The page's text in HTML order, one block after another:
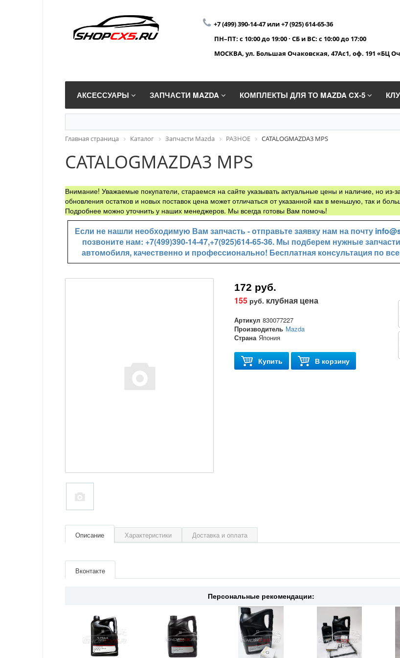
+7 (499) 390-14-47 или +7 (925) 614-65-36
ПН–ПТ: с 10:00 до 19:00 · СБ и ВС: с 10:00 до 17:00
МОСКВА, ул. Большая Очаковская, 47Ас1, оф. 191 «БЦ
АКСЕССУАРЫ ЗАПЧАСТИ MAZDA КОМПЛЕКТЫ ДЛЯ ТО MAZDA CX-5
Главная страница Каталог Запчасти Mazda РАЗНОЕ CATALOGMAZDA3 MPS
CATALOGMAZDA3 MPS
Внимание! Уважаемые покупатели, стараемся на сайте указывать актуальные цены и наличие, но из-
обновления остатков и новых поставок цена может отличаться от указанной как в меньшую, так и
Подробнее можно уточнить у наших менеджеров. Мы всегда готовы Вам помочь!
Если не нашли необходимую Вам запчасть - отправьте заявку нам на почту
позвоните нам: +7(499)390-14-47,+7(925)614-65-36. Мы подберем нужные
автомобиля, качественно и профессионально! Бесплатная консультация по
172 руб.
155 руб. клубная цена
Артикул 830077227
Производитель Mazda
Страна Япония
Купить В корзину
Описание Характеристики Доставка и оплата
Страна Япония
Вконтакте
Персональные рекомендации: